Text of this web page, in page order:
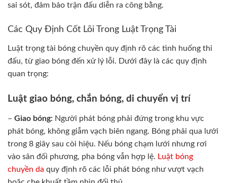
sai sót, đảm bảo trận đấu diễn ra công bằng.
Các Quy Định Cốt Lõi Trong Luật Trọng Tài
Luật trọng tài bóng chuyền quy định rõ các tình huống thi
đấu, từ giao bóng đến xử lý lỗi. Dưới đây là các quy định
quan trọng:
Luật giao bóng, chắn bóng, di chuyển vị trí
– Giao bóng: Người phát bóng phải đứng trong khu vực
phát bóng, không giẫm vạch biên ngang. Bóng phải qua lưới
trong 8 giây sau còi hiệu. Nếu bóng chạm lưới nhưng rơi
vào sân đối phương, pha bóng vẫn hợp lệ. Luật bóng
chuyền da quy định rõ các lỗi phát bóng như vượt vạch